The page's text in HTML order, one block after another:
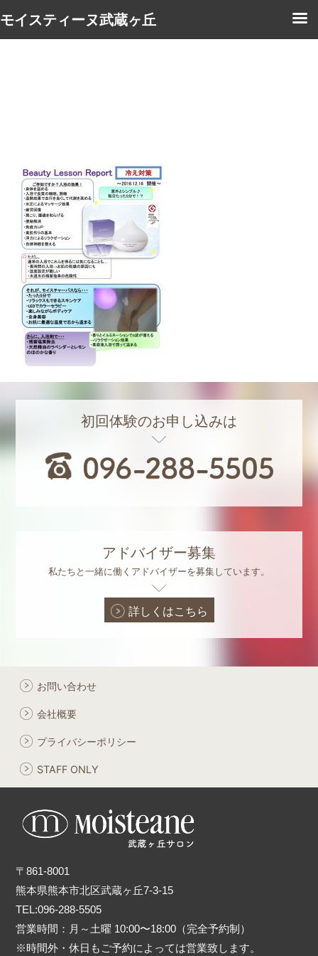
初回体験のお申し込みは
アドバイザー募集
私たちと一緒に働くアドバイザーを募集しています。
詳しくはこちら
お問い合わせ
会社概要
プライバシーポリシー
STAFF ONLY
〒861-8001
熊本県熊本市北区武蔵ヶ丘7-3-15
TEL:096-288-5505
営業時間：月～土曜 10:00〜18:00（完全予約制）
※時間外・休日もご予約によっては営業致します。
モイスティーヌ武蔵ヶ丘